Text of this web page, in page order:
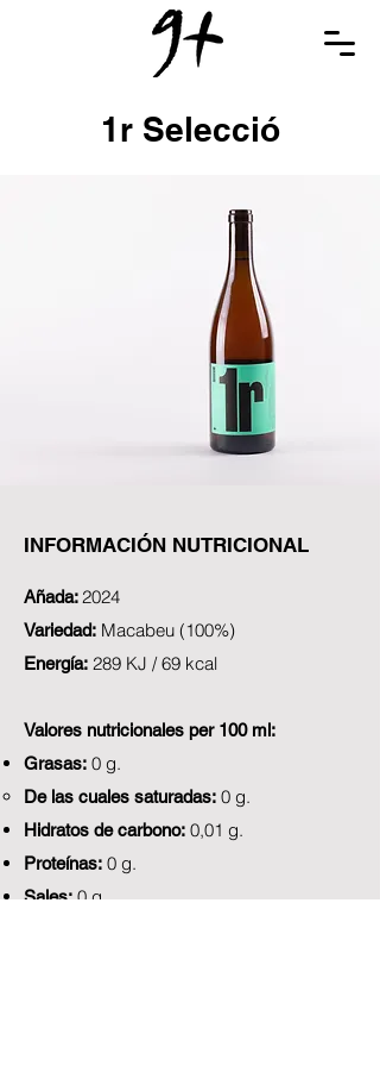
1r Selecció
INFORMACIÓN NUTRICIONAL
Añada:2024
Variedad: Macabeu (100%)
Energía: 289 KJ / 69 kcal
Valores nutricionales per 100 ml:
Grasas: 0 g.
De las cuales saturadas: 0 g.
Hidratos de carbono: 0,01 g.
Proteínas: 0 g.
Sales:0 g.